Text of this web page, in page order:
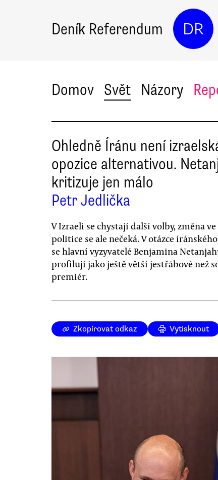
Deník Referendum DR
Domov Svět Názory
Ohledně Íránu není
opozice alternativou.
kritizuje jen málo
Petr Jedlička
V Izraeli se chystají další volby, změna
politice se ale nečeká. V otázce
se hlavní vyzyvatelé Benjamina
profilují jako ještě větší jestřábové než
premiér.
Zkopírovat odkaz Vytisknout